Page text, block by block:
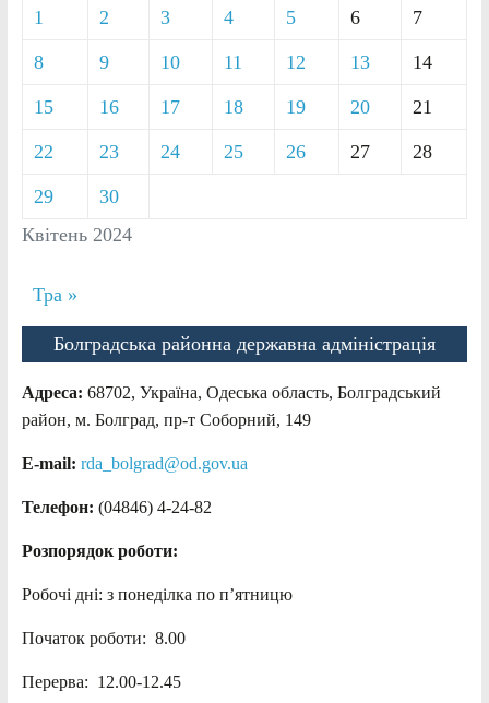
Квітень 2024
1 2 3 4 5 6 7
8 9 10 11 12 13 14
15 16 17 18 19 20 21
22 23 24 25 26 27 28
29 30
Тра »
Болградська районна державна адміністрація
Адреса: 68702, Україна, Одеська область, Болградський
район, м. Болград, пр-т Соборний, 149
E-mail: rda_bolgrad@od.gov.ua
Телефон: (04846) 4-24-82
Розпорядок роботи:
Робочі дні: з понеділка по п’ятницю
Початок роботи: 8.00
Перерва: 12.00-12.45